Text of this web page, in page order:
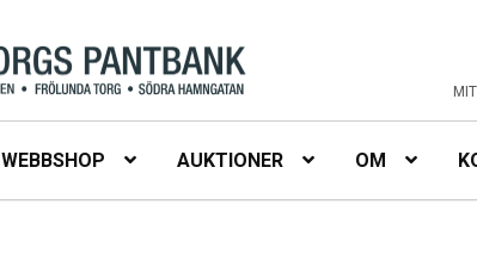
WEBBSHOP AUKTIONER OM